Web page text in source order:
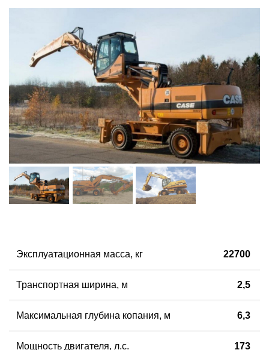
Эксплуатационная масса, кг 22700
Транспортная ширина, м 2,5
Максимальная глубина копания, м 6,3
Мощность двигателя, л.с. 173